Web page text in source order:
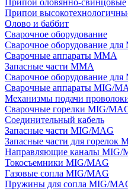
Припои оловянно-свинцовые
Припои
Олово и баббит
Сварочное оборудование
Сварочное оборудование для
Сварочные аппараты MMA
Запасные части MMA
Сварочное оборудование
Сварочные аппараты MIG/
Механизмы подачи
Сварочные горелки MIG/
Соединительный кабель
Запасные части MIG/MAG
Запасные части для горелок
Направляющие каналы MIG/
Токосъемники MIG/MAG
Газовые сопла MIG/MAG
Пружины для сопла MIG/